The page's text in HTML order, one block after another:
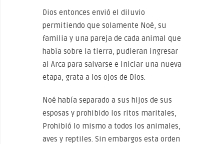
Dios entonces envió el diluvio
permitiendo que solamente Noé, su
familia y una pareja de cada animal que
había sobre la tierra, pudieran ingresar
al Arca para salvarse e iniciar una nueva
etapa, grata a los ojos de Dios.
Noé había separado a sus hijos de sus
esposas y prohibido los ritos maritales,
Prohibió lo mismo a todos los animales,
aves y reptiles. Sin embargos esta orden